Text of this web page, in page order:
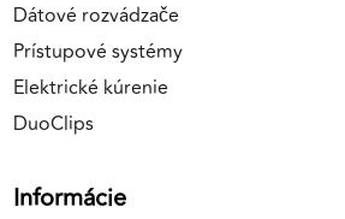
Dátové rozvádzače
Prístupové systémy
Elektrické kúrenie
DuoClips
Informácie